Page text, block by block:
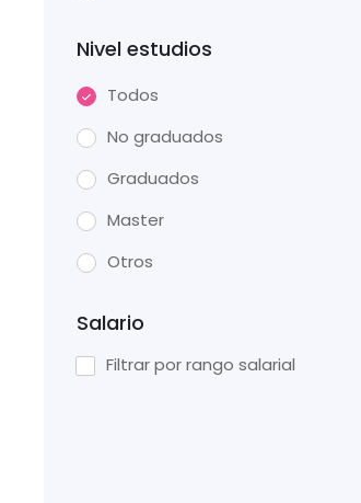
Nivel estudios
Todos
No graduados
Graduados
Master
Otros
Salario
Filtrar por rango salarial